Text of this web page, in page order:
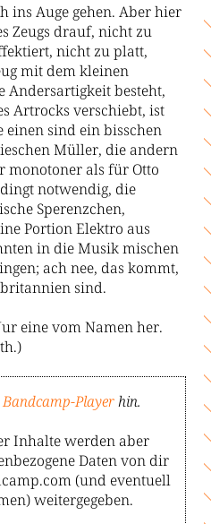
ins Auge gehen. Aber hier
Zeugs drauf, nicht zu
nicht zu platt,
mit dem kleinen
Andersartigkeit besteht,
Artrocks verschiebt, ist
sind ein bisschen
Müller, die andern
monotoner als für Otto
notwendig, die
Sperenzchen,
Portion Elektro aus
in die Musik mischen
ach nee, das kommt,
sind.
eine vom Namen her.
Bandcamp-Playerhin.
Inhalte werden aber
Daten von dir
(und eventuell
weitergegeben.